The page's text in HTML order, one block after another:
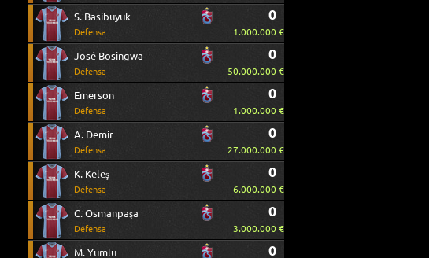
S. Basibuyuk
Defensa
0
1.000.000 €
José Bosingwa
Defensa
0
50.000.000 €
Emerson
Defensa
0
1.000.000 €
A. Demir
Defensa
0
27.000.000 €
K. Keleş
Defensa
0
6.000.000 €
C. Osmanpaşa
Defensa
0
3.000.000 €
M. Yumlu 0